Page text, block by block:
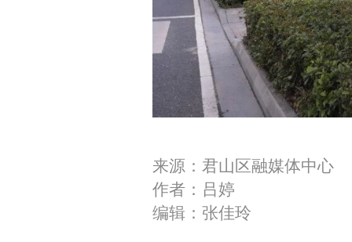
来源：君山区融媒体中心
作者：吕婷
编辑：张佳玲